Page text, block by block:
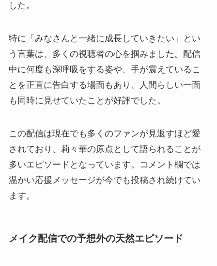
した。
特に「みなさんと一緒に成長していきたい」とい
う言葉は、多くの視聴者の心を掴みました。配信
中に何度も深呼吸をする姿や、手が震えているこ
とを正直に告白する場面もあり、人間らしい一面
も同時に見せていたことが好評でした。
この配信は現在でも多くのファンが見返すほど愛
されており、莉々華の原点として語られることが
多いエピソードとなっています。コメント欄では
温かい応援メッセージが今でも投稿され続けてい
ます。
メイク配信での予想外の天然エピソード